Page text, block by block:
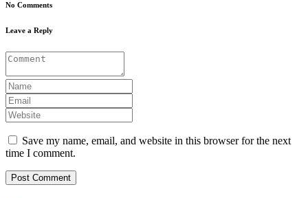
No Comments
Leave a Reply
Save my name, email, and website in this browser for the next
time I comment.